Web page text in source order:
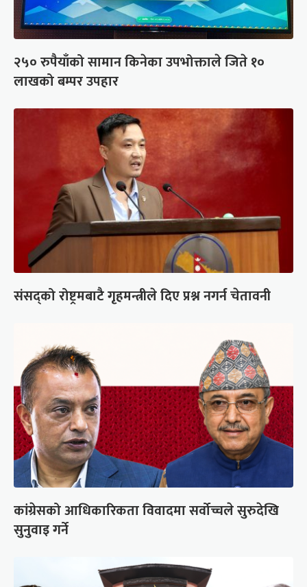
२५० रुपैयाँको सामान किनेका उपभोक्ताले जिते १०
लाखको बम्पर उपहार
संसद्को रोष्ट्रमबाटै गृहमन्त्रीले दिए प्रश्न नगर्न चेतावनी
कांग्रेसको आधिकारिकता विवादमा सर्वोच्चले सुरुदेखि
सुनुवाइ गर्ने